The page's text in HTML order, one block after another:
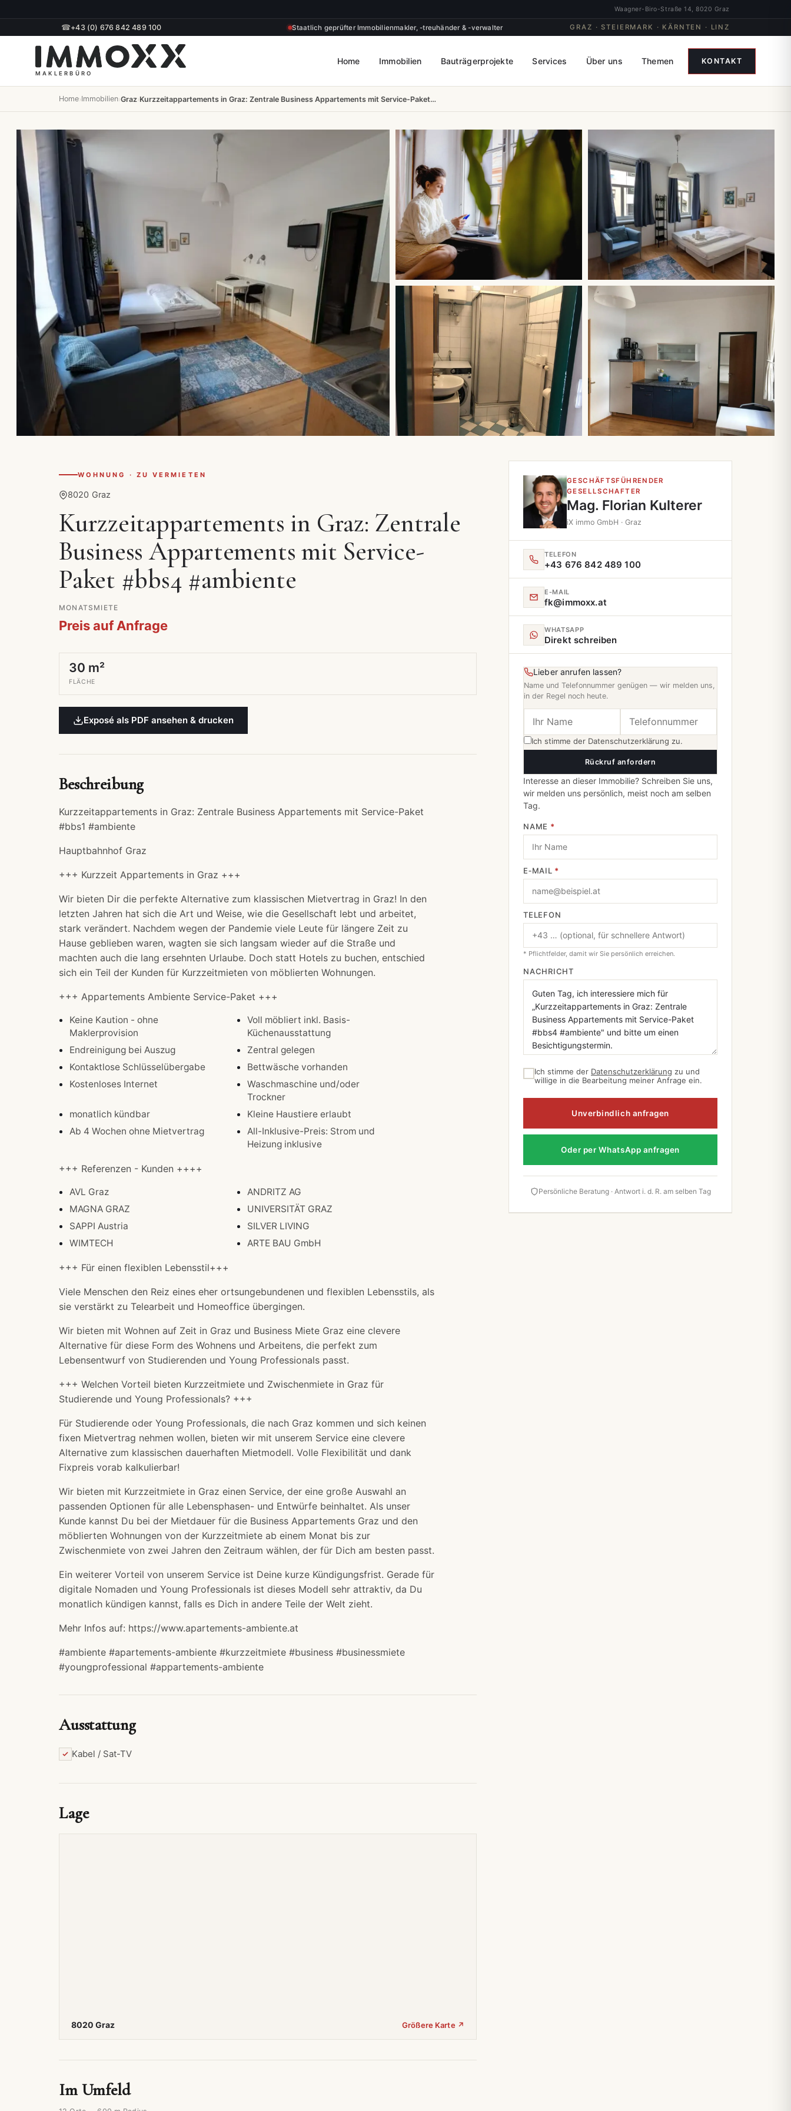
Waagner-Biro-Straße 14, 8020 Graz
☎+43 (0) 676 842 489 100 Staatlich geprüfter Immobilienmakler, -treuhänder & -verwalter GRAZ · STEIERMARK · KÄRNTEN · LINZ
Home Immobilien Bauträgerprojekte Services Über uns Themen KONTAKT
Home›Immobilien›Graz›Kurzzeitappartements in Graz: Zentrale Business Appartements mit Service-Paket…
WOHNUNG · ZU VERMIETEN
8020 Graz
Kurzzeitappartements in Graz: Zentrale
Business Appartements mit Service-
Paket #bbs4 #ambiente
MONATSMIETE
Preis auf Anfrage
30 m²
FLÄCHE
Exposé als PDF ansehen & drucken
Beschreibung
Kurzzeitappartements in Graz: Zentrale Business Appartements mit Service-Paket
#bbs1 #ambiente
Hauptbahnhof Graz
+++ Kurzzeit Appartements in Graz +++
Wir bieten Dir die perfekte Alternative zum klassischen Mietvertrag in Graz! In den
letzten Jahren hat sich die Art und Weise, wie die Gesellschaft lebt und arbeitet,
stark verändert. Nachdem wegen der Pandemie viele Leute für längere Zeit zu
Hause geblieben waren, wagten sie sich langsam wieder auf die Straße und
machten auch die lang ersehnten Urlaube. Doch statt Hotels zu buchen, entschied
sich ein Teil der Kunden für Kurzzeitmieten von möblierten Wohnungen.
+++ Appartements Ambiente Service-Paket +++
Keine Kaution - ohne
Maklerprovision
Voll möbliert inkl. Basis-
Küchenausstattung
Endreinigung bei Auszug
Zentral gelegen
Kontaktlose Schlüsselübergabe
Bettwäsche vorhanden
Kostenloses Internet
Waschmaschine und/oder
Trockner
monatlich kündbar
Kleine Haustiere erlaubt
Ab 4 Wochen ohne Mietvertrag
All-Inklusive-Preis: Strom und
Heizung inklusive
+++ Referenzen - Kunden ++++
AVL Graz
ANDRITZ AG
MAGNA GRAZ
UNIVERSITÄT GRAZ
SAPPI Austria
SILVER LIVING
WIMTECH
ARTE BAU GmbH
+++ Für einen flexiblen Lebensstil+++
Viele Menschen den Reiz eines eher ortsungebundenen und flexiblen Lebensstils, als
sie verstärkt zu Telearbeit und Homeoffice übergingen.
Wir bieten mit Wohnen auf Zeit in Graz und Business Miete Graz eine clevere
Alternative für diese Form des Wohnens und Arbeitens, die perfekt zum
Lebensentwurf von Studierenden und Young Professionals passt.
+++ Welchen Vorteil bieten Kurzzeitmiete und Zwischenmiete in Graz für
Studierende und Young Professionals? +++
Für Studierende oder Young Professionals, die nach Graz kommen und sich keinen
fixen Mietvertrag nehmen wollen, bieten wir mit unserem Service eine clevere
Alternative zum klassischen dauerhaften Mietmodell. Volle Flexibilität und dank
Fixpreis vorab kalkulierbar!
Wir bieten mit Kurzzeitmiete in Graz einen Service, der eine große Auswahl an
passenden Optionen für alle Lebensphasen- und Entwürfe beinhaltet. Als unser
Kunde kannst Du bei der Mietdauer für die Business Appartements Graz und den
möblierten Wohnungen von der Kurzzeitmiete ab einem Monat bis zur
Zwischenmiete von zwei Jahren den Zeitraum wählen, der für Dich am besten passt.
Ein weiterer Vorteil von unserem Service ist Deine kurze Kündigungsfrist. Gerade für
digitale Nomaden und Young Professionals ist dieses Modell sehr attraktiv, da Du
monatlich kündigen kannst, falls es Dich in andere Teile der Welt zieht.
Mehr Infos auf: https://www.apartements-ambiente.at
#ambiente #apartements-ambiente #kurzzeitmiete #business #businessmiete
#youngprofessional #appartements-ambiente
Ausstattung
Kabel / Sat-TV
Lage
8020 Graz Größere Karte ↗
Im Umfeld
GESCHÄFTSFÜHRENDER
GESELLSCHAFTER
Mag. Florian Kulterer
iX immo GmbH · Graz
TELEFON
+43 676 842 489 100
E‑MAIL
fk@immoxx.at
WHATSAPP
Direkt schreiben
Lieber anrufen lassen?
Name und Telefonnummer genügen — wir melden uns,
in der Regel noch heute.
Ich stimme der Datenschutzerklärung zu.
Rückruf anfordern
Interesse an dieser Immobilie? Schreiben Sie uns,
wir melden uns persönlich, meist noch am selben
Tag.
NAME *
E‑MAIL *
TELEFON
* Pflichtfelder, damit wir Sie persönlich erreichen.
NACHRICHT
Ich stimme der Datenschutzerklärung zu und
willige in die Bearbeitung meiner Anfrage ein.
Unverbindlich anfragen
Oder per WhatsApp anfragen
Persönliche Beratung · Antwort i. d. R. am selben Tag